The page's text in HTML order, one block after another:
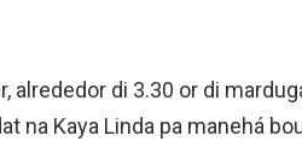
alrededor di 3.30 or di
na Kaya Linda pa manehá